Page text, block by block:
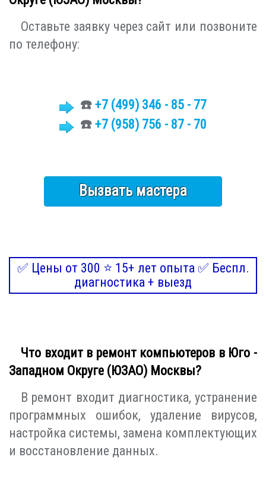
Оставьте заявку через сайт или позвоните
по телефону:
☎️ +7 (499) 346 - 85 - 77
☎️ +7 (958) 756 - 87 - 70
Вызвать мастера
✅ Цены от 300 ⭐ 15+ лет опыта ✅ Беспл.
диагностика + выезд
Что входит в ремонт компьютеров в Юго -
Западном Округе (ЮЗАО) Москвы?
В ремонт входит диагностика, устранение
программных ошибок, удаление вирусов,
настройка системы, замена комплектующих
и восстановление данных.